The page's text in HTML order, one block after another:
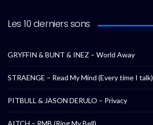
Les 10 derniers sons
GRYFFIN & BUNT & INEZ – World Away
STRAENGE – Read My Mind (Every time I talk)
PITBULL & JASON DERULO – Privacy